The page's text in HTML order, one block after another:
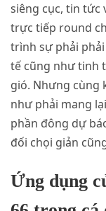
siêng cục, tin tức
trực tiếp round
trình sự phải
tế cũng như tinh
gió. Nhưng cùng
như phải mang
phần đông dự
đối chọi giản
Ứng dụng